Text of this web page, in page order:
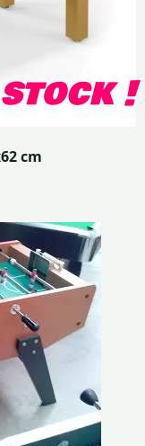
!
cm